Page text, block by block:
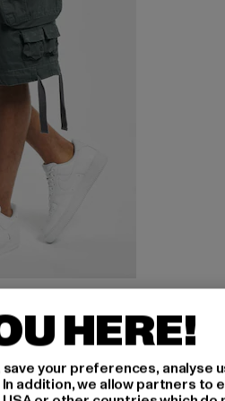
49,99 EUR
HERE!
your preferences, analyse
addition, we allow partners to